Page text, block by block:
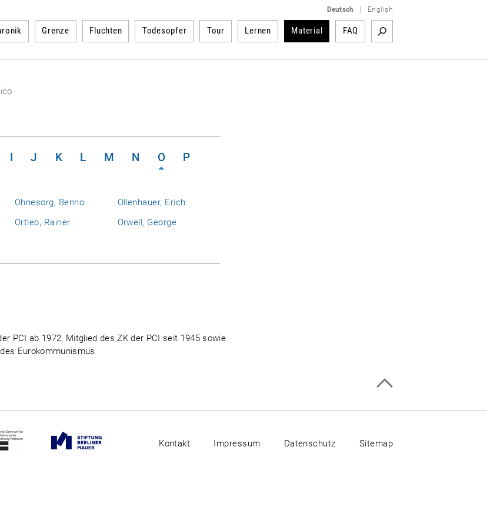
Deutsch English
Grenze Fluchten Todesopfer Tour Lernen Material FAQ
I J K L M N O
P
Ohnesorg, Benno
Ollenhauer, Erich
Ortleb, Rainer
Orwell, George
PCI ab 1972, Mitglied des ZK der PCI seit 1945 sowie
Eurokommunismus
Kontakt Impressum Datenschutz Sitemap